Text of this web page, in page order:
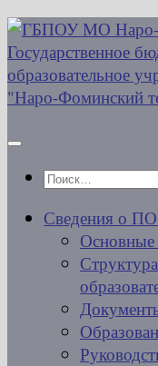
Перейти
к
содержимому
Найти:
Сведения о
Основные